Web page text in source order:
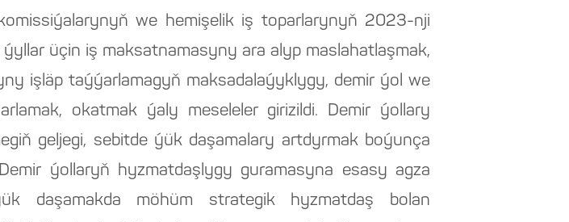
we hemişelik iş toparlarynyň 2023-nji
üçin iş maksatnamasyny ara alyp maslahatlaşmak,
işläp taýýarlamagyň maksadalaýyklygy, demir ýol we
okatmak ýaly meseleler girizildi. Demir ýollary
geljegi, sebitde ýük daşamalary artdyrmak boýunça
ýollaryň hyzmatdaşlygy guramasyna esasy agza
daşamakda möhüm strategik hyzmatdaş bolan